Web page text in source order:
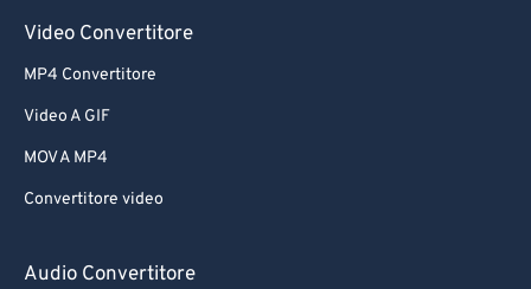
Video Convertitore
MP4 Convertitore
Video A GIF
MOV A MP4
Convertitore video
Audio Convertitore